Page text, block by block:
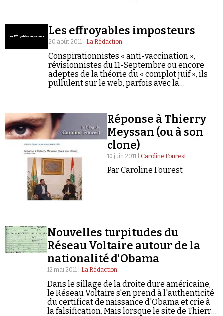
Les effroyables imposteurs
20 août 2011 | La Rédaction
Conspirationnistes « anti-vaccination »,
révisionnistes du 11-Septembre ou encore
adeptes de la théorie du « complot juif », ils
pullulent sur le web, parfois avec la
Réponse à Thierry
Meyssan (ou à son
clone)
10 juin 2011 | Caroline Fourest
Par Caroline Fourest
Nouvelles turpitudes du
Réseau Voltaire autour de la
nationalité d'Obama
12 mai 2011 | La Rédaction
Dans le sillage de la droite dure américaine,
le Réseau Voltaire s'en prend à l'authenticité
du certificat de naissance d'Obama et crie à
la falsification. Mais lorsque le site de Thierry